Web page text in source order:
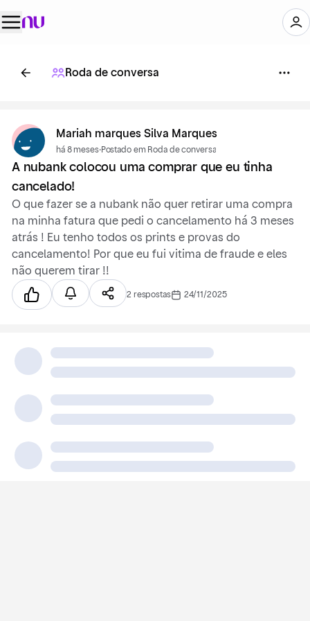
Roda de conversa
Mariah marques Silva Marques
há 8 meses·Postado em Roda de conversa
A nubank colocou uma comprar que eu tinha
cancelado!
O que fazer se a nubank não quer retirar uma compra
na minha fatura que pedi o cancelamento há 3 meses
atrás ! Eu tenho todos os prints e provas do
cancelamento! Por que eu fui vitima de fraude e eles
não querem tirar !!
2 respostas 24/11/2025